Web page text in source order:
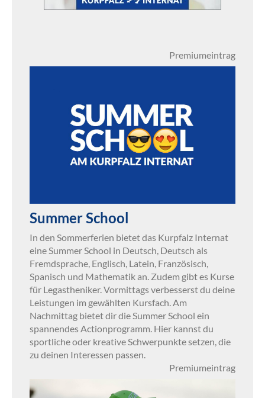
Premiumeintrag
Summer School
In den Sommerferien bietet das Kurpfalz Internat
eine Summer School in Deutsch, Deutsch als
Fremdsprache, Englisch, Latein, Französisch,
Spanisch und Mathematik an. Zudem gibt es Kurse
für Legastheniker. Vormittags verbesserst du deine
Leistungen im gewählten Kursfach. Am
Nachmittag bietet dir die Summer School ein
spannendes Actionprogramm. Hier kannst du
sportliche oder kreative Schwerpunkte setzen, die
zu deinen Interessen passen.
Premiumeintrag